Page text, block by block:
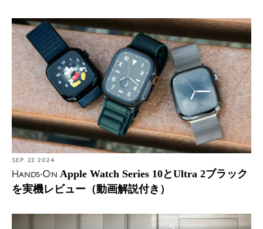
SEP. 22 2024
Hands-On Apple Watch Series 10とUltra 2ブラック
を実機レビュー（動画解説付き）